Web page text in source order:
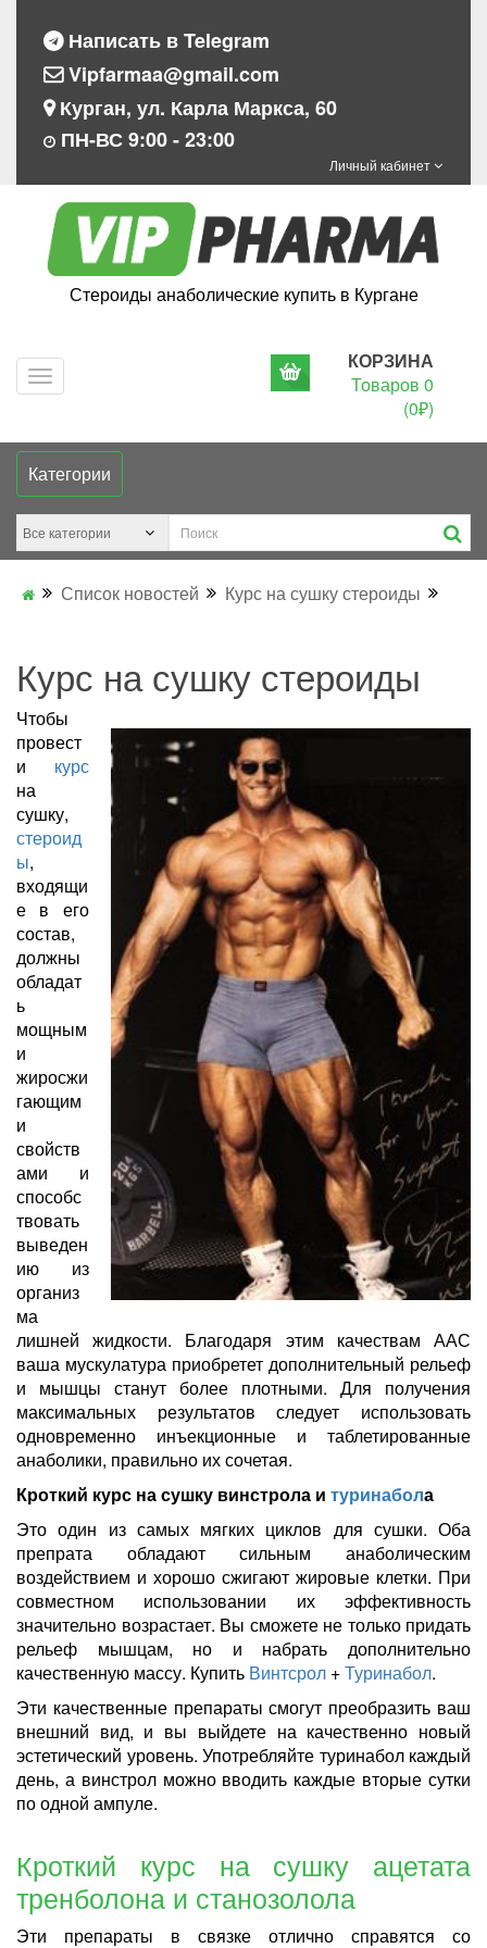
Написать в Telegram
Vipfarmaa@gmail.com
Курган, ул. Карла Маркса, 60
ПН-ВС 9:00 - 23:00
Личный кабинет
Стероиды анаболические купить в Кургане
КОРЗИНА
Товаров 0
(0₽)
Категории
Список новостей Курс на сушку стероиды
Курс на сушку стероиды
Чтобы
провест
и курс
на
сушку,
стероид
ы,
входящи
е в его
состав,
должны
обладат
ь
мощным
и
жиросжи
гающим
и
свойств
ами и
способс
твовать
выведен
ию из
организ
ма
лишней жидкости. Благодаря этим качествам ААС
ваша мускулатура приобретет дополнительный рельеф
и мышцы станут более плотными. Для получения
максимальных результатов следует использовать
одновременно инъекционные и таблетированные
анаболики, правильно их сочетая.
Кроткий курс на сушку винстрола и туринабола
Это один из самых мягких циклов для сушки. Оба
препрата обладают сильным анаболическим
воздействием и хорошо сжигают жировые клетки. При
совместном использовании их эффективность
значительно возрастает. Вы сможете не только придать
рельеф мышцам, но и набрать дополнительно
качественную массу. Купить Винтсрол +Туринабол.
Эти качественные препараты смогут преобразить ваш
внешний вид, и вы выйдете на качественно новый
эстетический уровень. Употребляйте туринабол каждый
день, а винстрол можно вводить каждые вторые сутки
по одной ампуле.
Кроткий курс на сушку ацетата
тренболона и станозолола
Эти препараты в связке отлично справятся со